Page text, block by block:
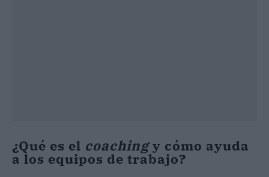
¿Qué es el coachingy cómo ayuda
a los equipos de trabajo?